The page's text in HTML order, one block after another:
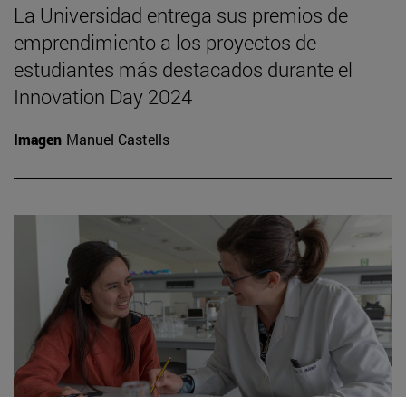
La Universidad entrega sus premios de
emprendimiento a los proyectos de
estudiantes más destacados durante el
Innovation Day 2024
Imagen Manuel Castells